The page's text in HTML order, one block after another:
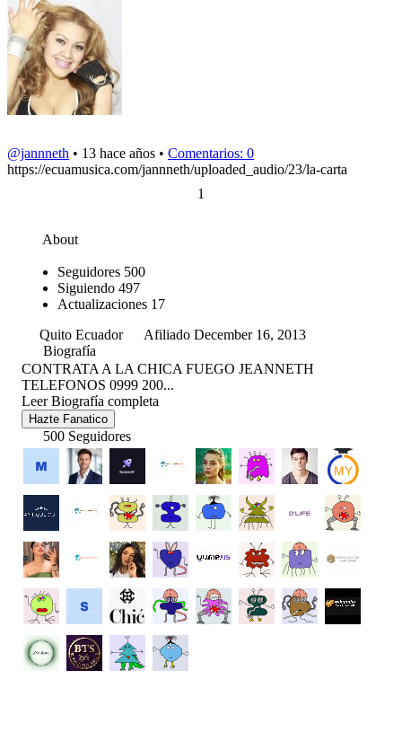
@jannneth • 13 hace años • Comentarios: 0
https://ecuamusica.com/jannneth/uploaded_audio/23/la-carta
1
About
Seguidores 500
Siguiendo 497
Actualizaciones 17
Quito Ecuador
Afiliado December 16, 2013
Biografía
CONTRATA A LA CHICA FUEGO JEANNETH
TELEFONOS 0999 200...
Leer Biografía completa
Hazte Fanatico
500 Seguidores